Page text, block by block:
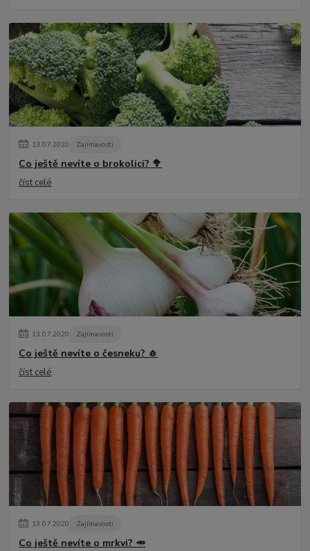
13.07.2020 Zajímavosti
Co ještě nevíte o brokolici? 🥦
číst celé
13.07.2020 Zajímavosti
Co ještě nevíte o česneku? 🧄
číst celé
13.07.2020 Zajímavosti
Co ještě nevíte o mrkvi? 🥕